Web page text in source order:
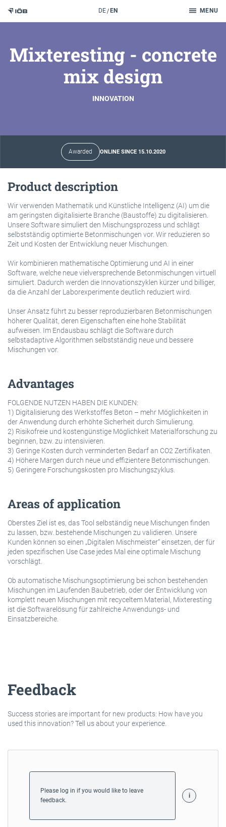
DE EN MENU
Mixteresting - concrete
mix design
INNOVATION
Awarded ONLINE SINCE 15.10.2020
Product description
Wir verwenden Mathematik und Künstliche Intelligenz (AI) um die
am geringsten digitalisierte Branche (Baustoffe) zu digitalisieren.
Unsere Software simuliert den Mischungsprozess und schlägt
selbstständig optimierte Betonmischungen vor. Wir reduzieren so
Zeit und Kosten der Entwicklung neuer Mischungen.
Wir kombinieren mathematische Optimierung und AI in einer
Software, welche neue vielversprechende Betonmischungen virtuell
simuliert. Dadurch werden die Innovationszyklen kürzer und billiger,
da die Anzahl der Laborexperimente deutlich reduziert wird.
Unser Ansatz führt zu besser reproduzierbaren Betonmischungen
höherer Qualität, deren Eigenschaften eine hohe Stabilität
aufweisen. Im Endausbau schlägt die Software durch
selbstadaptive Algorithmen selbstständig neue und bessere
Mischungen vor.
Advantages
FOLGENDE NUTZEN HABEN DIE KUNDEN:
1) Digitalisierung des Werkstoffes Beton – mehr Möglichkeiten in
der Anwendung durch erhöhte Sicherheit durch Simulierung.
2) Risikofreie und kostengünstige Möglichkeit Materialforschung zu
beginnen, bzw. zu intensivieren.
3) Geringe Kosten durch verminderten Bedarf an CO2 Zertifikaten.
4) Höhere Margen durch neue und effizientere Betonmischungen.
5) Geringere Forschungskosten pro Mischungszyklus.
Areas of application
Oberstes Ziel ist es, das Tool selbständig neue Mischungen finden
zu lassen, bzw. bestehende Mischungen zu validieren. Unsere
Kunden können so einen „Digitalen Mischmeister“ einsetzen, der für
jeden spezifischen Use Case jedes Mal eine optimale Mischung
vorschlägt.
Ob automatische Mischungsoptimierung bei schon bestehenden
Mischungen im Laufenden Baubetrieb, oder der Entwicklung von
komplett neuen Mischungen mit recyceltem Material, Mixteresting
ist die Softwarelösung für zahlreiche Anwendungs- und
Einsatzbereiche.
Feedback
Success stories are important for new products: How have you
used this innovation? Tell us about your experience.
Please log in if you would like to leave
feedback.